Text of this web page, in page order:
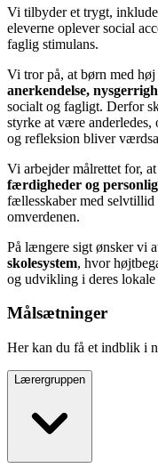
Vi tilbyder et trygt,
eleverne oplever social
faglig stimulans.
Vi tror på, at børn med høj
anerkendelse,
socialt og fagligt. Derfor
styrke at være
og refleksion bliver
Vi arbejder målrettet for,
færdigheder og
fællesskaber med selvtillid
omverdenen.
På længere sigt ønsker vi
skolesystem, hvor
og udvikling i deres
Målsætninger
Her kan du få et indblik i
Lærergruppen